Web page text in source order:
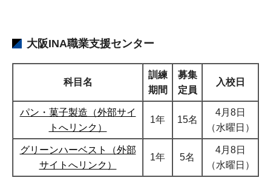
大阪INA職業支援センター
科目名
訓練
期間
募集
定員
入校日
パン・菓子製造（外部サイ
トへリンク）
1年 15名
4月8日
（水曜日）
グリーンハーベスト（外部
サイトへリンク）
1年 5名
4月8日
（水曜日）